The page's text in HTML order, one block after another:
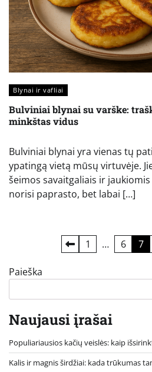
Blynai ir vafliai
Bulviniai blynai su varške:
minkštas vidus
Bulviniai blynai yra vienas tų
ypatingą vietą mūsų virtuvėje.
šeimos savaitgaliais ir
norisi paprasto, bet labai […]
puslapiavimas
1 … 6 7
Paieška
Naujausi įrašai
Populiariausios kačių veislės: kaip
Kalis ir magnis širdžiai: kada trūkumas